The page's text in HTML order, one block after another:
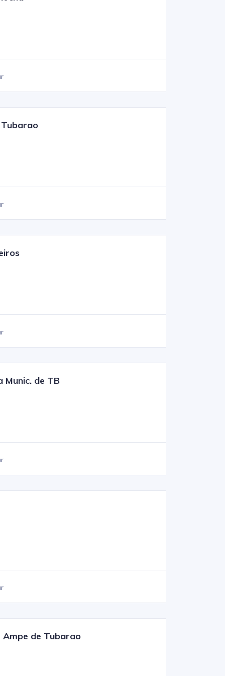
Munic. de TB
Ampe de Tubarao